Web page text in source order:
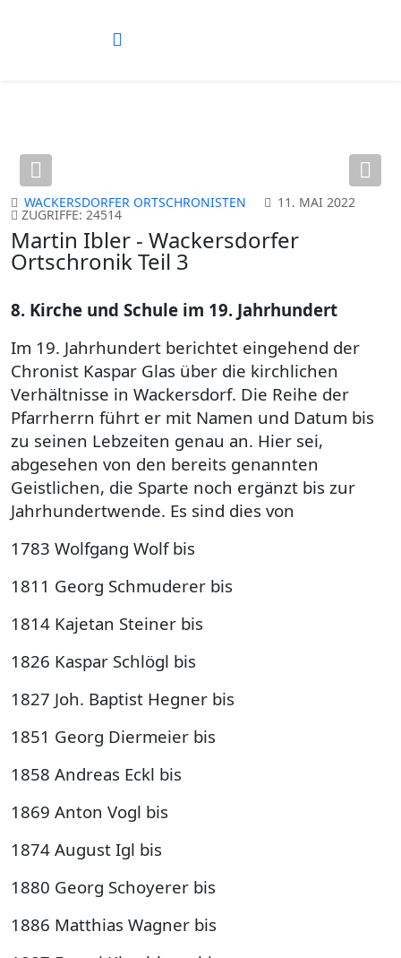
Previous
WACKERSDORFER ORTSCHRONISTEN 11. MAI 2022
ZUGRIFFE: 24514
Martin Ibler - Wackersdorfer
Ortschronik Teil 3
8. Kirche und Schule im 19. Jahrhundert
Im 19. Jahrhundert berichtet eingehend der
Chronist Kaspar Glas über die kirchlichen
Verhältnisse in Wackersdorf. Die Reihe der
Pfarrherrn führt er mit Namen und Datum bis
zu seinen Lebzeiten genau an. Hier sei,
abgesehen von den bereits genannten
Geistlichen, die Sparte noch ergänzt bis zur
Jahrhundertwende. Es sind dies von
1783 Wolfgang Wolf bis
1811 Georg Schmuderer bis
1814 Kajetan Steiner bis
1826 Kaspar Schlögl bis
1827 Joh. Baptist Hegner bis
1851 Georg Diermeier bis
1858 Andreas Eckl bis
1869 Anton Vogl bis
1874 August Igl bis
1880 Georg Schoyerer bis
1886 Matthias Wagner bis